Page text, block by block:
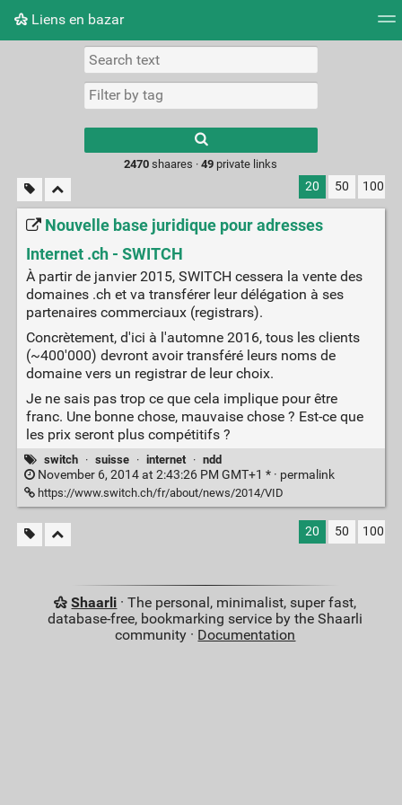
Liens en bazar
Picture wall
2470 shaares ·49 private links
20 50 100
Nouvelle base juridique pour adresses
Internet .ch - SWITCH
À partir de janvier 2015, SWITCH cessera la vente des
domaines .ch et va transférer leur délégation à ses
partenaires commerciaux (registrars).
Concrètement, d'ici à l'automne 2016, tous les clients
(~400'000) devront avoir transféré leurs noms de
domaine vers un registrar de leur choix.
Je ne sais pas trop ce que cela implique pour être
franc. Une bonne chose, mauvaise chose ? Est-ce que
les prix seront plus compétitifs ?
switch · suisse · internet · ndd
November 6, 2014 at 2:43:26 PM GMT+1 * · permalink
https://www.switch.ch/fr/about/news/2014/VID
20 50 100
Shaarli · The personal, minimalist, super fast,
database-free, bookmarking service by the Shaarli
community · Documentation